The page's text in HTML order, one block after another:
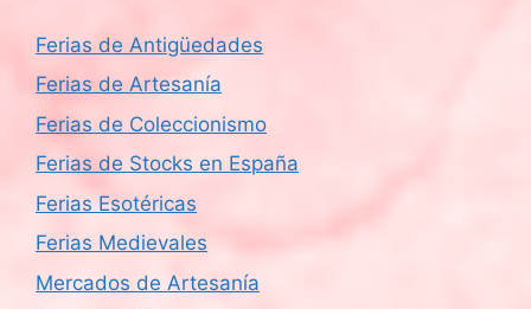
Ferias de Antigüedades
Ferias de Artesanía
Ferias de Coleccionismo
Ferias de Stocks en España
Ferias Esotéricas
Ferias Medievales
Mercados de Artesanía